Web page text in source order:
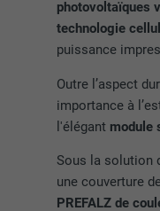
photovoltaïques
technologie
puissance
Outre l’aspect
importance à
l'élégant module
Sous la solution
une couverture
PREFALZ de